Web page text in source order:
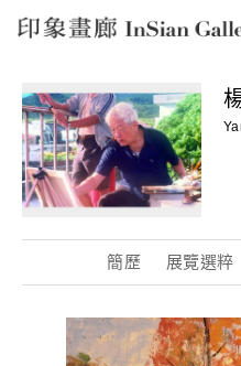
InSian Gallery
簡歷 展覽選粹